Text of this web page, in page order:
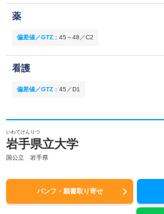
薬
偏差値／GTZ ： 45～48／C2
看護
偏差値／GTZ ： 45／D1
いわてけんりつ
岩手県立大学
国公立 岩手県
パンフ・願書取り寄せ